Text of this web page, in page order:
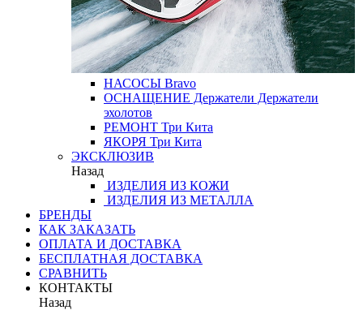
НАСОСЫ Bravo
ОСНАЩЕНИЕ Держатели Держатели
эхолотов
РЕМОНТ Три Кита
ЯКОРЯ Три Кита
ЭКСКЛЮЗИВ
Назад
ИЗДЕЛИЯ ИЗ КОЖИ
ИЗДЕЛИЯ ИЗ МЕТАЛЛА
БРЕНДЫ
КАК ЗАКАЗАТЬ
ОПЛАТА И ДОСТАВКА
БЕСПЛАТНАЯ ДОСТАВКА
СРАВНИТЬ
КОНТАКТЫ
Назад